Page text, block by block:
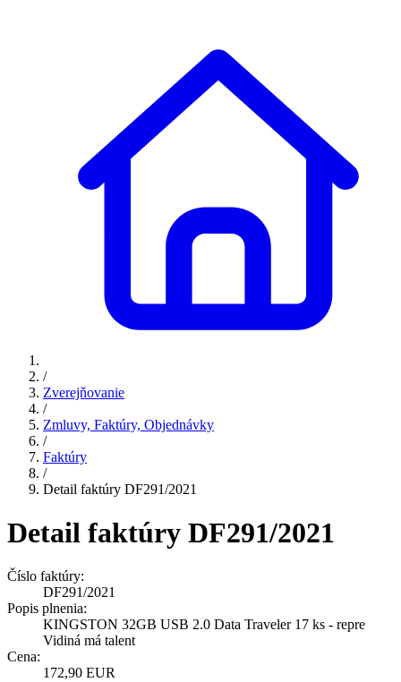
/
Zverejňovanie
/
Zmluvy, Faktúry, Objednávky
/
Faktúry
/
Detail faktúry DF291/2021
Detail faktúry DF291/2021
Číslo faktúry:
DF291/2021
Popis plnenia:
KINGSTON 32GB USB 2.0 Data Traveler 17 ks - repre
Vidiná má talent
Cena:
172,90 EUR